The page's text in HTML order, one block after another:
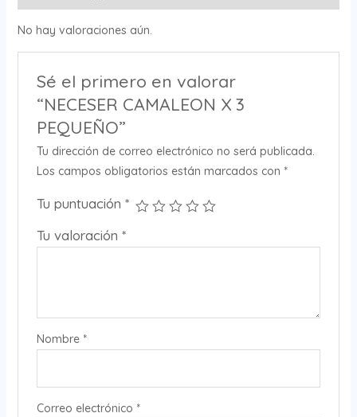
No hay valoraciones aún.
Sé el primero en valorar
“NECESER CAMALEON X 3
PEQUEÑO”
Tu dirección de correo electrónico no será publicada.
Los campos obligatorios están marcados con *
Tu puntuación *
Tu valoración *
Nombre *
Correo electrónico *